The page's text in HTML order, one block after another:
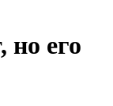
но его